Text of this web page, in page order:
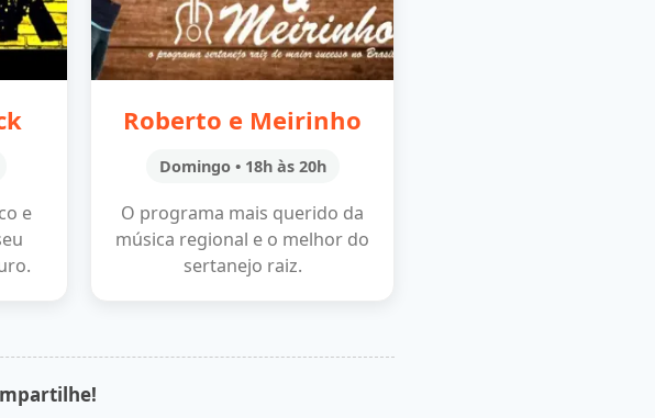
e
Roberto e Meirinho
Domingo • 18h às 20h
O programa mais querido da
música regional e o melhor do
sertanejo raiz.